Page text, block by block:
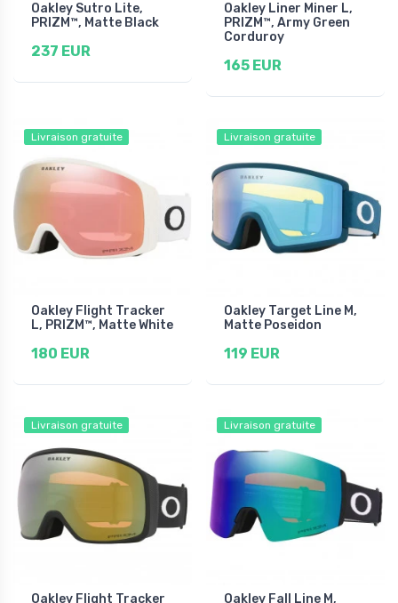
Oakley Sutro Lite,
PRIZM™, Matte Black
237 EUR
Oakley Liner Miner L,
PRIZM™, Army Green
Corduroy
165 EUR
Livraison gratuite
Oakley Flight Tracker
L, PRIZM™, Matte White
180 EUR
Livraison gratuite
Oakley Target Line M,
Matte Poseidon
119 EUR
Livraison gratuite
Oakley Flight Tracker
Livraison gratuite
Oakley Fall Line M,